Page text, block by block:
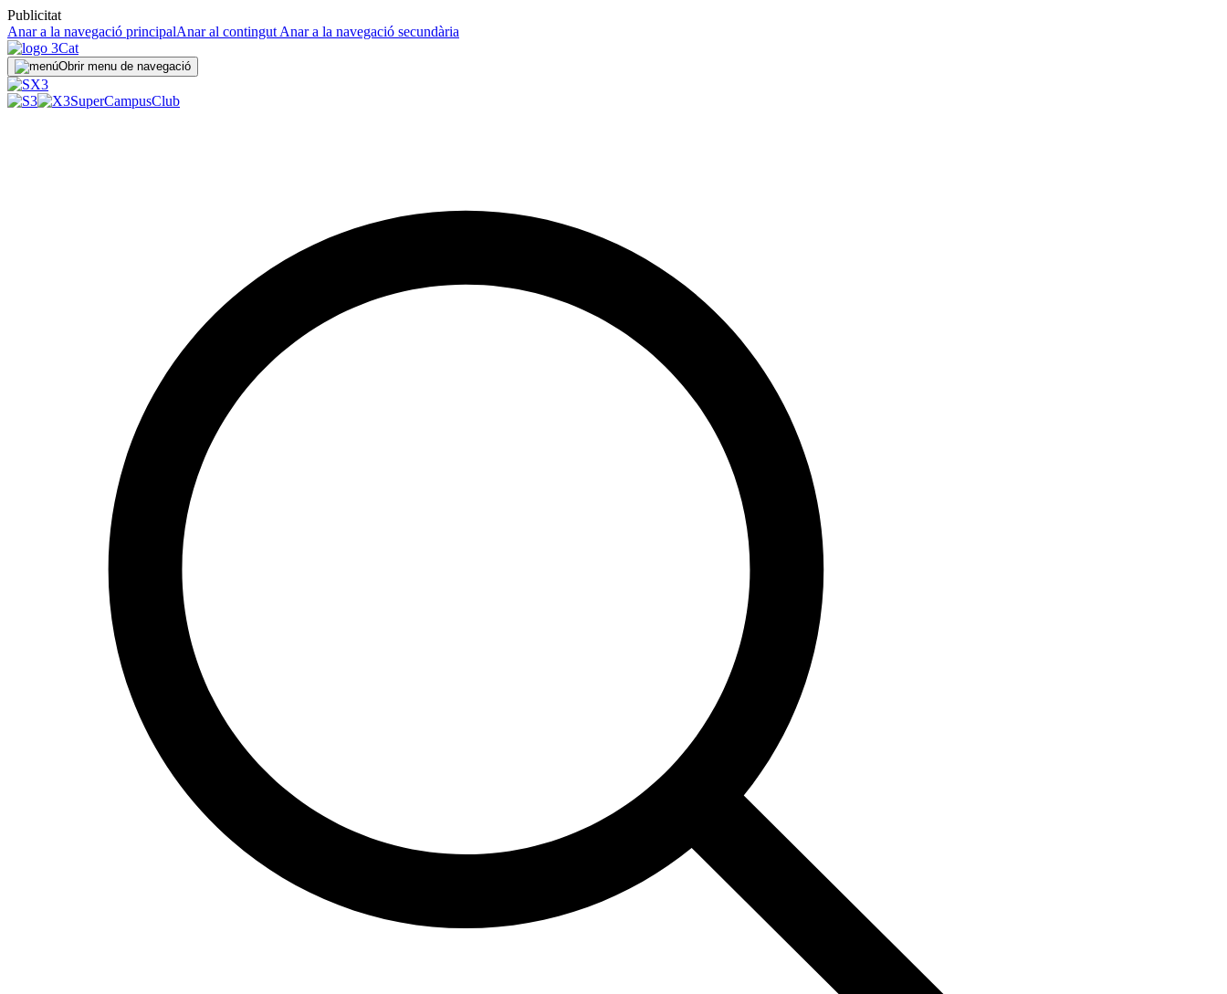
Publicitat
Anar a la navegació principalAnar al contingut Anar a la navegació secundària
Obrir menu de navegació
SuperCampusClub